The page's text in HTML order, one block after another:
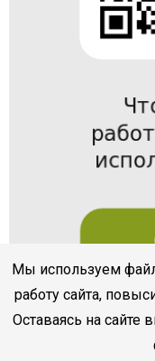
Мы используем
работу сайта,
Оставаясь на сайте